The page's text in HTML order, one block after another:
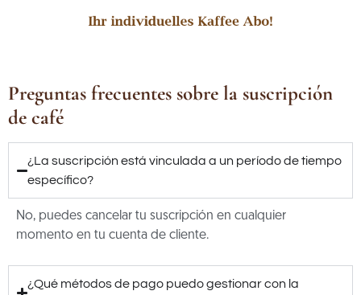
Preguntas frecuentes sobre la suscripción
de café
¿La suscripción está vinculada a un período de tiempo
específico?
No, puedes cancelar tu suscripción en cualquier
momento en tu cuenta de cliente.
¿Qué métodos de pago puedo gestionar con la